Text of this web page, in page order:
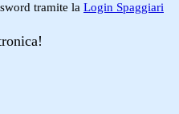
tramite la Login Spaggiari